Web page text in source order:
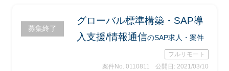
募集終了
グローバル標準構築・SAP導
入支援/情報通信のSAP求人・案件
フルリモート
案件No. 0110811
公開日: 2021/03/10